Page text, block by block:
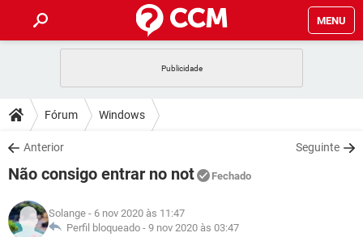
MENU
CELULAR
OUTLOOK
INSTAGRAM GMAIL
GUIA DE COMPRAS
DICAS
JOGOS
INSTAGRAM
DOWNLOADS
JOGOS WHATSAPP
CELULAR
OUTLOOK EXCEL
JOGOS
GLOSSÁRIO
Fórum Windows
Anterior Seguinte
Não consigo entrar no not Fechado
Solange - 6 nov 2020 às 11:47
Perfil bloqueado - 9 nov 2020 às 03:47